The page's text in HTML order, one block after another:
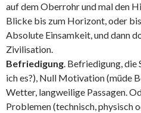
auf dem Oberrohr und mal den
Blicke bis zum Horizont, oder
Absolute Einsamkeit, und dann
Zivilisation.
Befriedigung. Befriedigung, die
ich es?), Null Motivation (müde
Wetter, langweilige Passagen.
Problemen (technisch, physisch